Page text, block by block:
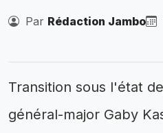
Par Rédaction Jambo
Transition sous l'état
général-major Gaby